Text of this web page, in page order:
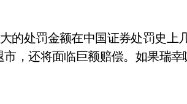
的处罚金额在中国证券处罚史上
，还将面临巨额赔偿。如果瑞